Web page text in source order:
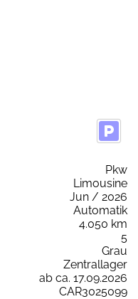
Pkw
Limousine
Jun / 2026
Automatik
4.050 km
5
Grau
Zentrallager
ab ca. 17.09.2026
CAR3025099